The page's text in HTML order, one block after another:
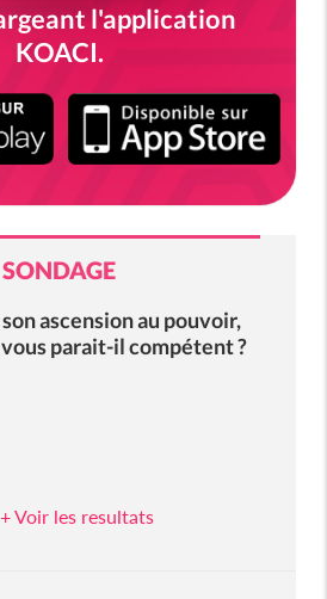
l'application
KOACI.
SONDAGE
ascension au pouvoir,
parait-il compétent ?
+ Voir les resultats